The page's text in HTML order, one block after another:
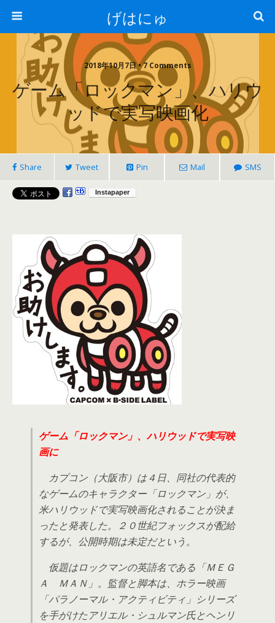
げはにゅ
2018年10月7日 • 7 Comments
ゲーム「ロックマン」、ハリウ
ッドで実写映画化
Share Tweet Pin Mail SMS
ゲーム「ロックマン」、ハリウッドで実写映
画に
カプコン（大阪市）は４日、同社の代表的
なゲームのキャラクター「ロックマン」が、
米ハリウッドで実写映画化されることが決ま
ったと発表した。２０世紀フォックスが配給
するが、公開時期は未定だという。
仮題はロックマンの英語名である「ＭＥＧ
Ａ ＭＡＮ」。監督と脚本は、ホラー映画
「パラノーマル・アクティビティ」シリーズ
を手がけたアリエル・シュルマン氏とヘンリ